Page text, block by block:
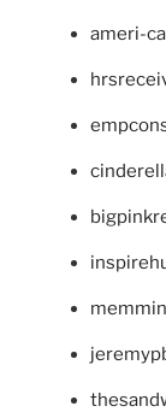
ameri-